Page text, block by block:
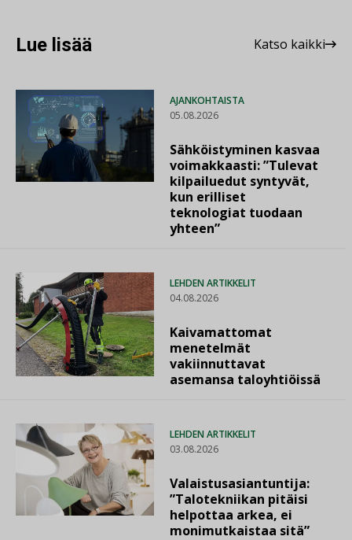
Lue lisää Katso kaikki
AJANKOHTAISTA
05.08.2026
Sähköistyminen kasvaa
voimakkaasti: ”Tulevat
kilpailuedut syntyvät,
kun erilliset
teknologiat tuodaan
yhteen”
LEHDEN ARTIKKELIT
04.08.2026
Kaivamattomat
menetelmät
vakiinnuttavat
asemansa taloyhtiöissä
LEHDEN ARTIKKELIT
03.08.2026
Valaistusasiantuntija:
”Talotekniikan pitäisi
helpottaa arkea, ei
monimutkaistaa sitä”